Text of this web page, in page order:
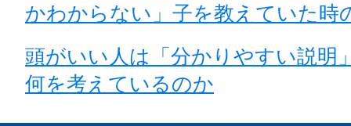
かわからない」子を教えていた時
頭がいい人は「分かりやすい説明
何を考えているのか